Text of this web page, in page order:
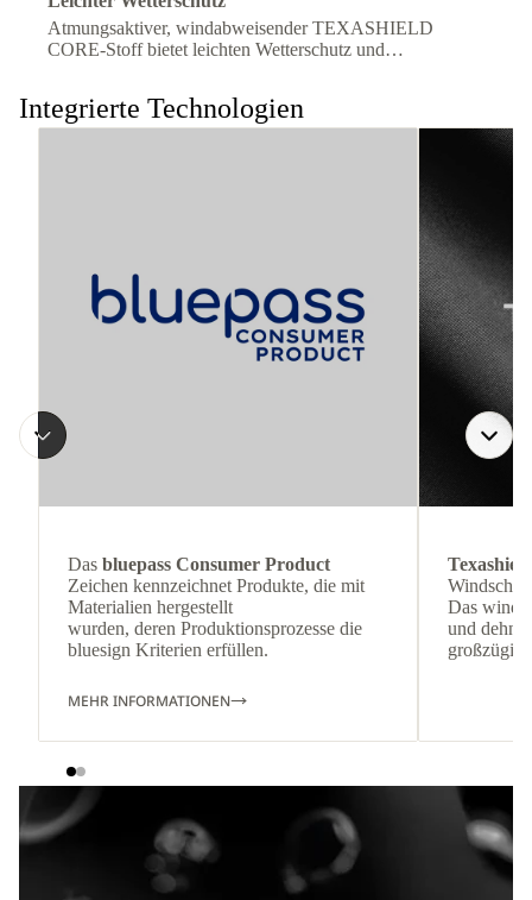
Atmungsaktiver, windabweisender TEXASHIELD
CORE-Stoff bietet leichten Wetterschutz und
Integrierte Technologien
Das bluepass Consumer Product
Zeichen kennzeichnet Produkte, die mit
Materialien hergestellt
wurden, deren Produktionsprozesse die
bluesign Kriterien erfüllen.
MEHR INFORMATIONEN
Das
und